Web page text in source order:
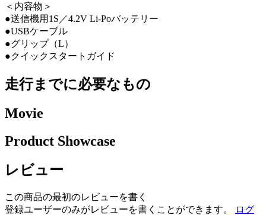
＜内容物＞
●送信機用1S／4.2V Li-Poバッテリー
●USBケーブル
●グリップ（L）
●クイックスタートガイド
走行までに必要なもの
Movie
Product Showcase
レビュー
この商品の最初のレビューを書く
登録ユーザーのみがレビューを書くことができます。
ログ